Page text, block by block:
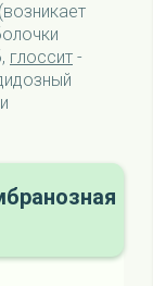
глоссит -